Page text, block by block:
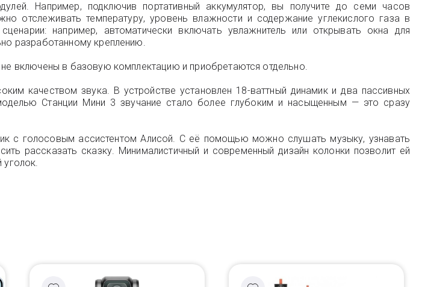
Например, подключив портативный аккумулятор, вы получите до семи часов
отслеживать температуру, уровень влажности и содержание углекислого газа в
например, автоматически включать увлажнитель или открывать окна для
разработанному креплению.
включены в базовую комплектацию и приобретаются отдельно.
качеством звука. В устройстве установлен 18-ваттный динамик и два пассивных
Станции Мини 3 звучание стало более глубоким и насыщенным — это сразу
с голосовым ассистентом Алисой. С её помощью можно слушать музыку, узнавать
рассказать сказку. Минималистичный и современный дизайн колонки позволит ей
уголок.